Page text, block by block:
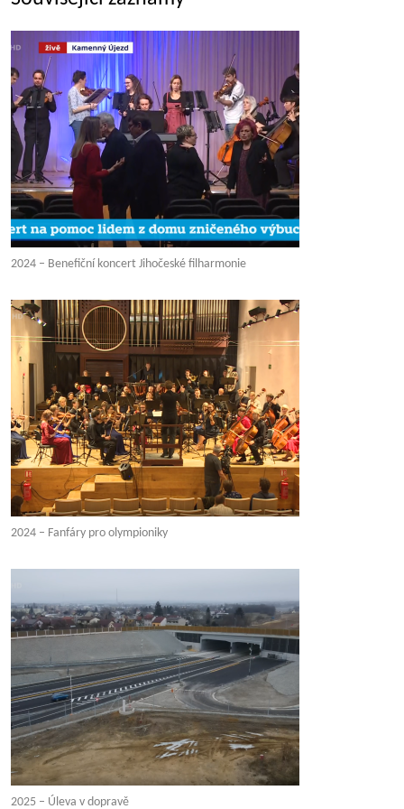
2024 – Benefiční koncert Jihočeské filharmonie
2024 – Fanfáry pro olympioniky
2025 – Úleva v dopravě